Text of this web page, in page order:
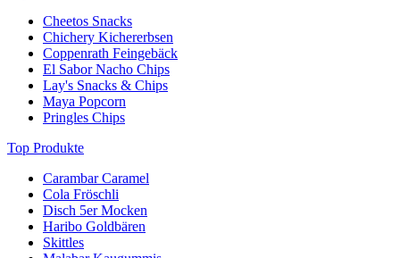
Cheetos Snacks
Chichery Kichererbsen
Coppenrath Feingebäck
El Sabor Nacho Chips
Lay's Snacks & Chips
Maya Popcorn
Pringles Chips
Top Produkte
Carambar Caramel
Cola Fröschli
Disch 5er Mocken
Haribo Goldbären
Skittles